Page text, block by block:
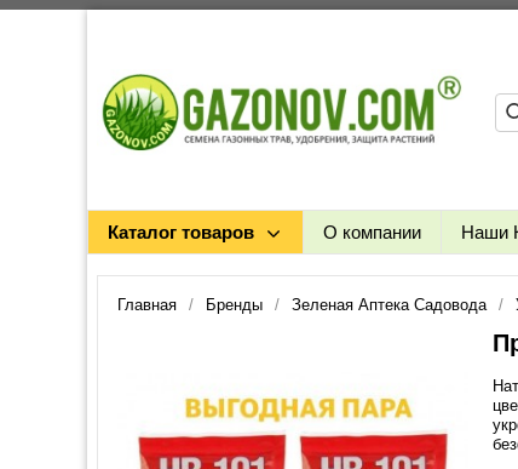
Каталог товаров О компании Наши
Главная Бренды Зеленая Аптека Садовода